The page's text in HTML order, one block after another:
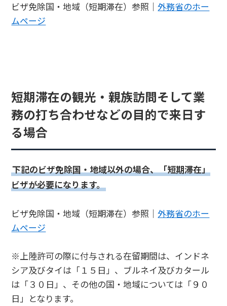
ビザ免除国・地域（短期滞在）参照｜外務省のホー
ムページ
短期滞在の観光・親族訪問そして業
務の打ち合わせなどの目的で来日す
る場合
下記のビザ免除国・地域以外の場合、「短期滞在」
ビザが必要になります。
ビザ免除国・地域（短期滞在）参照｜外務省のホー
ムページ
※上陸許可の際に付与される在留期間は、インドネ
シア及びタイは「１５日」、ブルネイ及びカタール
は「３０日」、その他の国・地域については「９０
日」となります。